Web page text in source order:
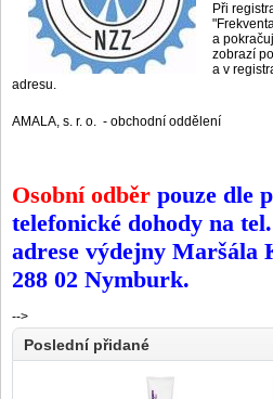
Při
a
zobrazí
a v
adresu.
AMALA, s. r. o. - obchodní oddělení
Osobní odběr pouze dle
telefonické dohody na
adrese výdejny Maršála
288 02 Nymburk.
-->
Poslední přidané